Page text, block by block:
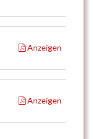
Anzeigen
Anzeigen